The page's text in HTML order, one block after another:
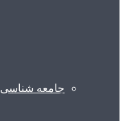
جامعه شناسی